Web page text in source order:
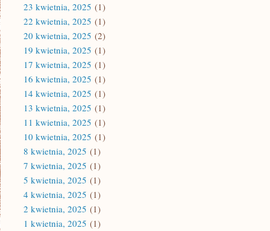
23 kwietnia, 2025 (1)
22 kwietnia, 2025 (1)
20 kwietnia, 2025 (2)
19 kwietnia, 2025 (1)
17 kwietnia, 2025 (1)
16 kwietnia, 2025 (1)
14 kwietnia, 2025 (1)
13 kwietnia, 2025 (1)
11 kwietnia, 2025 (1)
10 kwietnia, 2025 (1)
8 kwietnia, 2025 (1)
7 kwietnia, 2025 (1)
5 kwietnia, 2025 (1)
4 kwietnia, 2025 (1)
2 kwietnia, 2025 (1)
1 kwietnia, 2025 (1)